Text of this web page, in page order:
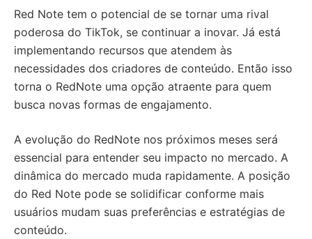
Red Note tem o potencial de se tornar uma rival
poderosa do TikTok, se continuar a inovar. Já está
implementando recursos que atendem às
necessidades dos criadores de conteúdo. Então isso
torna o RedNote uma opção atraente para quem
busca novas formas de engajamento.
A evolução do RedNote nos próximos meses será
essencial para entender seu impacto no mercado. A
dinâmica do mercado muda rapidamente. A posição
do Red Note pode se solidificar conforme mais
usuários mudam suas preferências e estratégias de
conteúdo.